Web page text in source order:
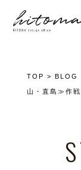
TOP > BLOG
山・直島≫作戦